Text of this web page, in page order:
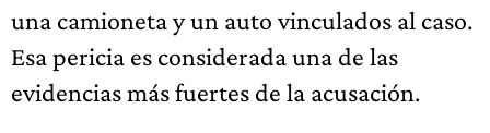
una camioneta y un auto vinculados al caso.
Esa pericia es considerada una de las
evidencias más fuertes de la acusación.